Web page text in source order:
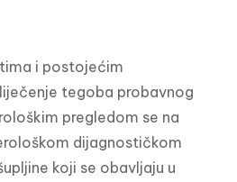
i postojećim
tegoba probavnog
pregledom se na
dijagnostičkom
koji se obavljaju u